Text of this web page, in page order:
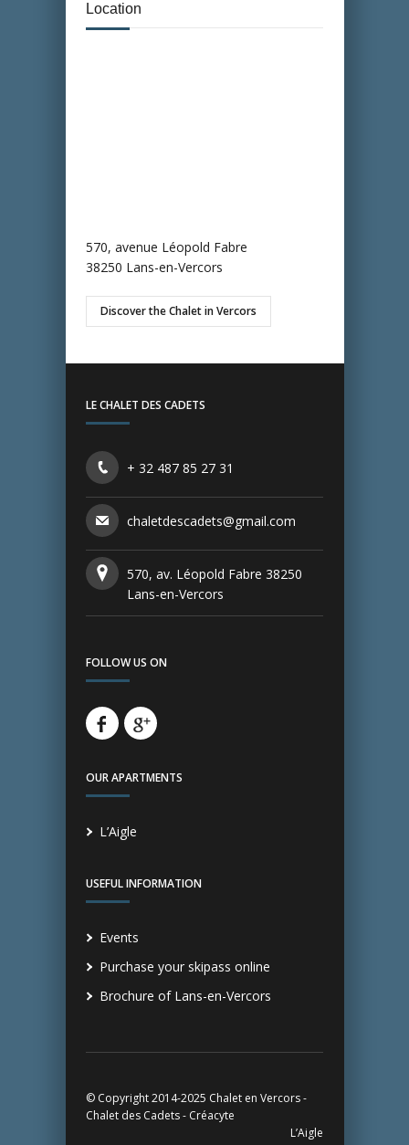
Location
570, avenue Léopold Fabre
38250 Lans-en-Vercors
Discover the Chalet in Vercors
LE CHALET DES CADETS
+ 32 487 85 27 31
chaletdescadets@gmail.com
570, av. Léopold Fabre 38250
Lans-en-Vercors
FOLLOW US ON
OUR APARTMENTS
L’Aigle
USEFUL INFORMATION
Events
Purchase your skipass online
Brochure of Lans-en-Vercors
© Copyright 2014-2025 Chalet en Vercors -
Chalet des Cadets - Créacyte
L’Aigle